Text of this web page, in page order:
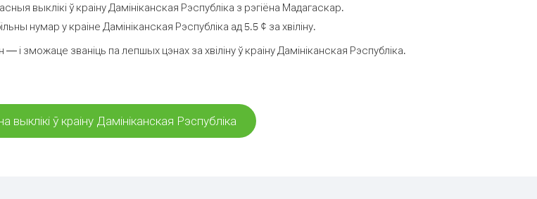
выклікі ў краіну Дамініканская Рэспубліка з рэгіёна Мадагаскар.
нумар у краіне Дамініканская Рэспубліка ад 5.5 ¢ за хвіліну.
зможаце званіць па лепшых цэнах за хвіліну ў краіну Дамініканская Рэспубліка.
ў краіну Дамініканская Рэспубліка